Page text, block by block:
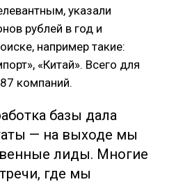
указали
рублей в год и
например такие:
«Китай». Всего для
компаний.
базы дала
— на выходе мы
лиды. Многие
где мы